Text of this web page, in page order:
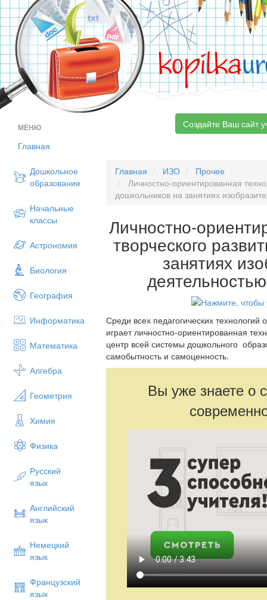
kopilka
МЕНЮ
Главная
Дошкольное
образование
Начальные
классы
Астрономия
Биология
География
Информатика
Математика
Алгебра
Геометрия
Химия
Физика
Русский
язык
Английский
язык
Немецкий
язык
Французский
язык
Создайте Ваш сайт
Главная ИЗО
Прочее
Личностно-ориентированная
дошкольников на занятиях
Личностно-
творческого
занятиях
Среди всех педагогических
играет личностно-ориентированная
центр всей системы дошкольного
самобытность и самоценность.
Вы уже знаете о